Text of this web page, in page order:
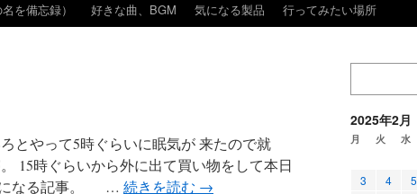
を備忘録） 好きな曲、BGM 気になる製品 行ってみたい場所
とやって5時ぐらいに眠気が 来たので就
15時ぐらいから外に出て買い物をして本日
になる記事。 … 続きを読む →
2025年2月
月 火 水
3
4 5